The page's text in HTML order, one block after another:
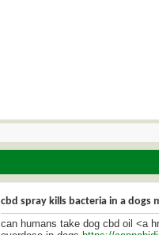
cbd spray kills bacteria in a dogs
can humans take dog cbd oil <a